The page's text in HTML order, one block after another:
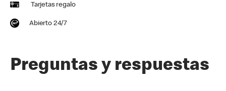
Tarjetas regalo
Abierto 24/7
Preguntas y respuestas